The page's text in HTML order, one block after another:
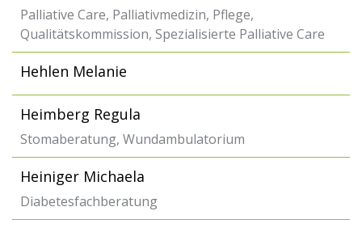
Palliative Care, Palliativmedizin, Pflege,
Qualitätskommission, Spezialisierte Palliative Care
Hehlen Melanie
Heimberg Regula
Stomaberatung, Wundambulatorium
Heiniger Michaela
Diabetesfachberatung